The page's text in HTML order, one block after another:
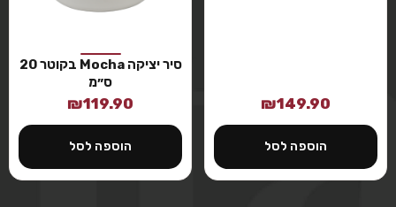
₪149.90
הוספה לסל
סיר יציקה Mocha בקוטר 20
ס״מ
₪119.90
הוספה לסל